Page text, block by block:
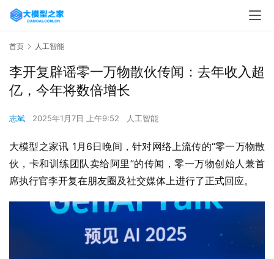
首页 人工智能
李开复辟谣零一万物散伙传闻：去年收入超
亿，今年将数倍增长
志斌 2025年1月7日 上午9:52 人工智能
大模型之家讯 1月6日晚间，针对网络上流传的“零一万物散
伙，卡和训练团队卖给阿里”的传闻，零一万物创始人兼首
席执行官李开复在朋友圈及社交媒体上进行了正式回应。